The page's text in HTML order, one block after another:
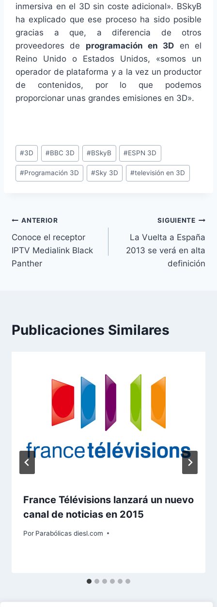
inmersiva en el 3D sin coste adicional». BSkyB
ha explicado que ese proceso ha sido posible
gracias a que, a diferencia de otros
proveedores de programación en 3D en el
Reino Unido o Estados Unidos, «somos un
operador de plataforma y a la vez un productor
de contenidos, por lo que podemos
proporcionar unas grandes emisiones en 3D».
Etiquetas
de
la
#3D #BBC 3D #BSkyB #ESPN 3D
#Programación 3D #Sky 3D #televisión en 3D
Navegación
de
entradas
ANTERIOR
Conoce el receptor
IPTV Medialink Black
Panther
SIGUIENTE
La Vuelta a España
2013 se verá en alta
definición
Publicaciones Similares
France Télévisions lanzará un nuevo
canal de noticias en 2015
Por Parabólicas diesl.com